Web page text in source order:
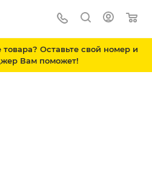
Оставьте свой номер и
Вам поможет!